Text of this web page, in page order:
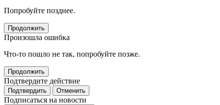
Попробуйте позднее.
Продолжить
Произошла ошибка
Что-то пошло не так, попробуйте позже.
Продолжить
Подтвердите действие
Подтвердить Отменить
Подписаться на новости